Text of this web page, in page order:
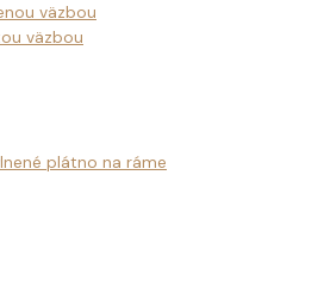
väzbou
väzbou
plátno na ráme